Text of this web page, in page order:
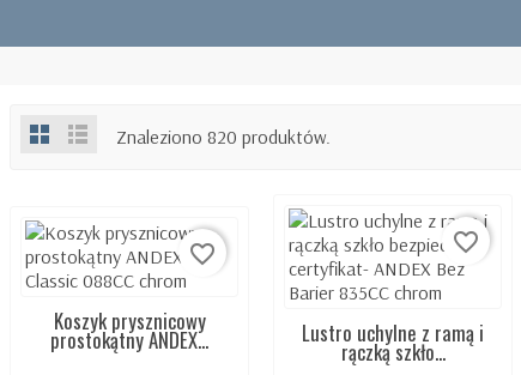
Znaleziono 820 produktów.
DOSTĘPNY 24H
favorite_border
Koszyk prysznicowy
prostokątny ANDEX... DOSTĘPNY 24H
favorite_border
Lustro uchylne z ramą i
rączką szkło...